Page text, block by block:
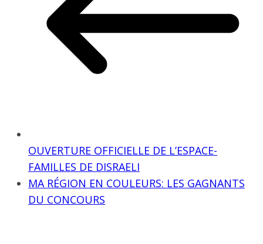
OUVERTURE OFFICIELLE DE L’ESPACE-
FAMILLES DE DISRAELI
MA RÉGION EN COULEURS: LES GAGNANTS
DU CONCOURS